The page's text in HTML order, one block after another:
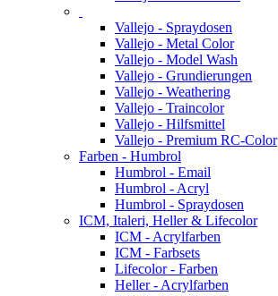
Vallejo - Spraydosen
Vallejo - Metal Color
Vallejo - Model Wash
Vallejo - Grundierungen
Vallejo - Weathering
Vallejo - Traincolor
Vallejo - Hilfsmittel
Vallejo - Premium RC-Color
Farben - Humbrol
Humbrol - Email
Humbrol - Acryl
Humbrol - Spraydosen
ICM, Italeri, Heller & Lifecolor
ICM - Acrylfarben
ICM - Farbsets
Lifecolor - Farben
Heller - Acrylfarben